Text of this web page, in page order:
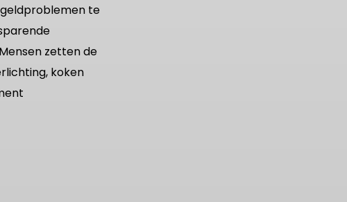
te
zetten de
koken